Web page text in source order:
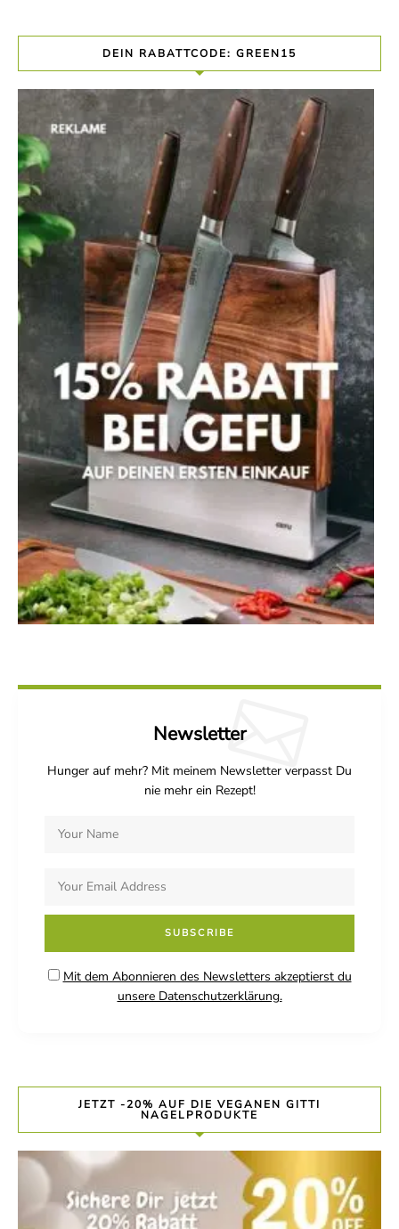
DEIN RABATTCODE: GREEN15
Newsletter
Hunger auf mehr? Mit meinem Newsletter verpasst Du
nie mehr ein Rezept!
Mit dem Abonnieren des Newsletters akzeptierst du
unsere Datenschutzerklärung.
JETZT -20% AUF DIE VEGANEN GITTI
NAGELPRODUKTE